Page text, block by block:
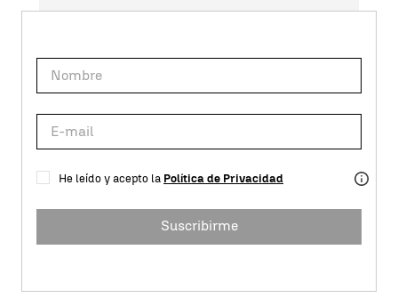
He leído y acepto la Política de Privacidad
Suscribirme